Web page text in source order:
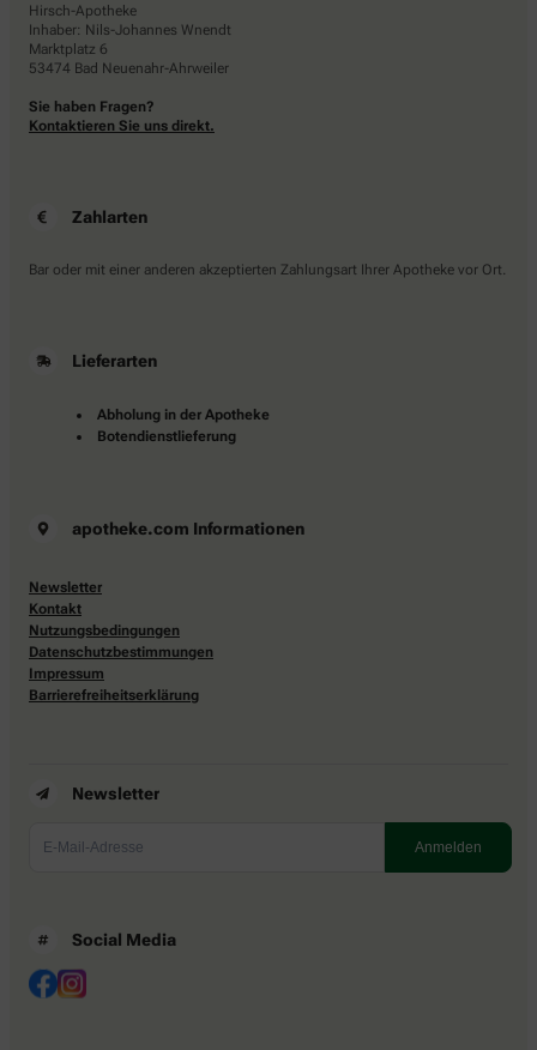
Hirsch-Apotheke
Inhaber: Nils-Johannes Wnendt
Marktplatz 6
53474 Bad Neuenahr-Ahrweiler
Sie haben Fragen?
Kontaktieren Sie uns direkt.
Zahlarten
Bar oder mit einer anderen akzeptierten Zahlungsart Ihrer Apotheke vor Ort.
Lieferarten
Abholung in der Apotheke
Botendienstlieferung
apotheke.com Informationen
Newsletter
Kontakt
Nutzungsbedingungen
Datenschutzbestimmungen
Impressum
Barrierefreiheitserklärung
Newsletter
Social Media